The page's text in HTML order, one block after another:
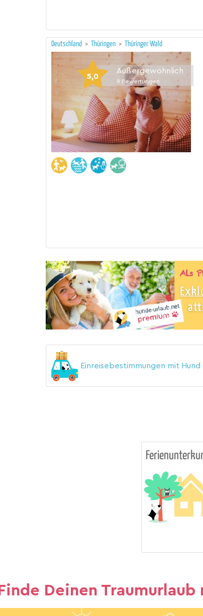
Deutschland > Thüringen > Thüringer Wald
5,0
Außergewöhnlich
9 Bewertungen
Einreisebestimmungen mit Hund
Finde Deinen Traumurlaub